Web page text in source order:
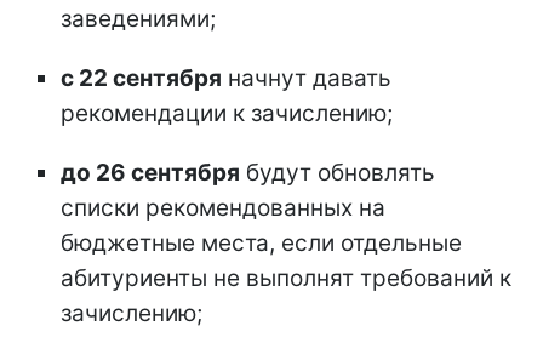
заведениями;
с 22 сентября начнут давать
рекомендации к зачислению;
до 26 сентября будут обновлять
списки рекомендованных на
бюджетные места, если отдельные
абитуриенты не выполнят требований к
зачислению;